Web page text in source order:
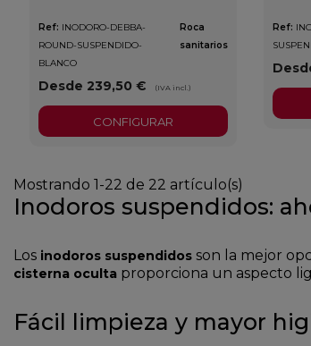
Ref: INODORO-DEBBA-
ROUND-SUSPENDIDO-
BLANCO
Roca
sanitarios
Desde 239,50 € (IVA incl.)
CONFIGURAR
Ref:
Mostrando 1-22 de 22 artículo(s)
Inodoros suspendidos:
Los inodoros suspendidos son la mejor
cisterna oculta proporciona un aspecto
Fácil limpieza y mayor